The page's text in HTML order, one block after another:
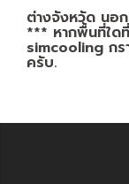
ต่างจังหวัด นอ
*** หากพื้นที่ใดที่
simcooling ก
ครับ.